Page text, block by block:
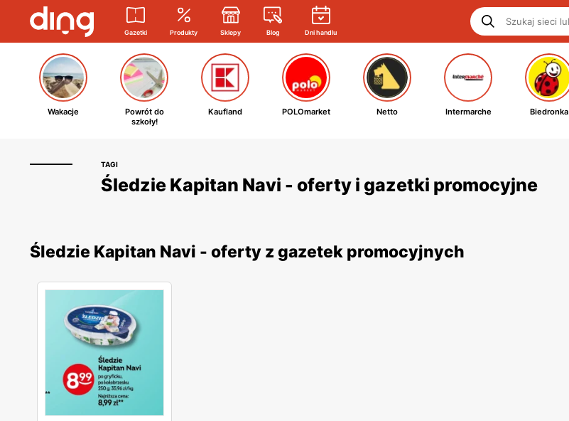
Gazetki Produkty Sklepy Blog Dni handlu
Wakacje
Powrót do
szkoły!
Kaufland POLOmarket Netto Intermarche Biedronka
TAGI
Śledzie Kapitan Navi - oferty i gazetki promocyjne
Śledzie Kapitan Navi - oferty z gazetek promocyjnych